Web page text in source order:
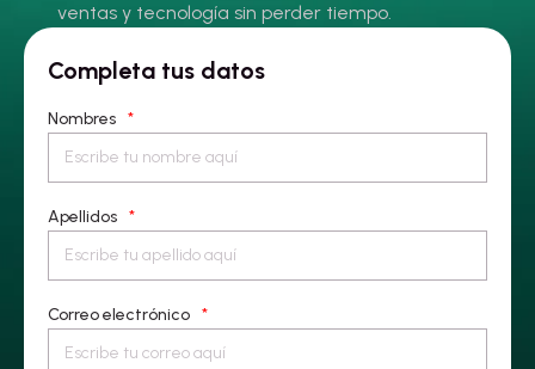
ventas y tecnología sin perder tiempo.
Completa tus datos
Nombres *
Apellidos *
Correo electrónico *